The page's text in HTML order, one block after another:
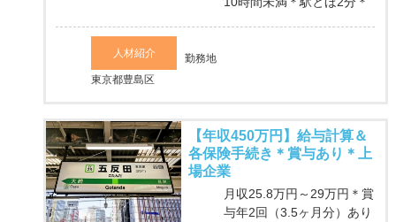
人材紹介
勤務地
東京都豊島区
【年収450万円】給与計算＆
各保険手続き＊賞与あり＊上
場企業
月収25.8万円～29万円＊賞
与年2回（3.5ヶ月分）あり